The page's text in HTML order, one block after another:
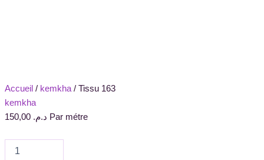
Accueil / kemkha/ Tissu 163
kemkha
د.م. 150,00 Par métre